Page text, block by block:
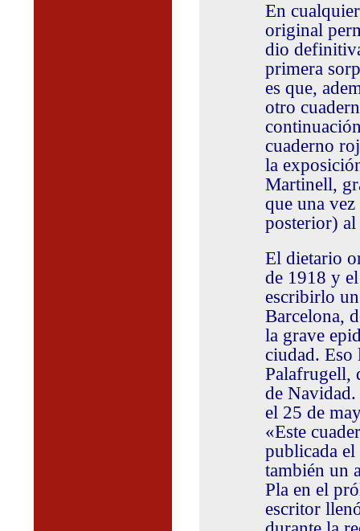
En
original
dio
primera
es que,
otro
cuaderno
la
Martinell,
que una
posterior)
El dietario
de 1918 y
escribirlo
Barcelona,
la grave
ciudad. Eso
Palafrugell,
de Navidad.
el 25 de
«Este
publicada
también un
Pla en el
escritor